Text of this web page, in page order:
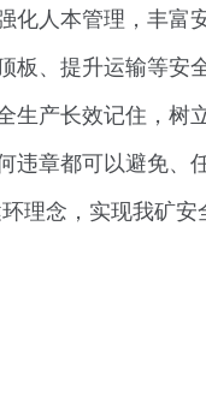
化人本管理，丰富
板、提升运输等安
生产长效记住，树
违章都可以避免、
理念，实现我矿